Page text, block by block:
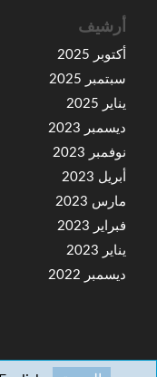
أرشيف
أكتوبر 2025
سبتمبر 2025
يناير 2025
ديسمبر 2023
نوفمبر 2023
أبريل 2023
مارس 2023
فبراير 2023
يناير 2023
ديسمبر 2022